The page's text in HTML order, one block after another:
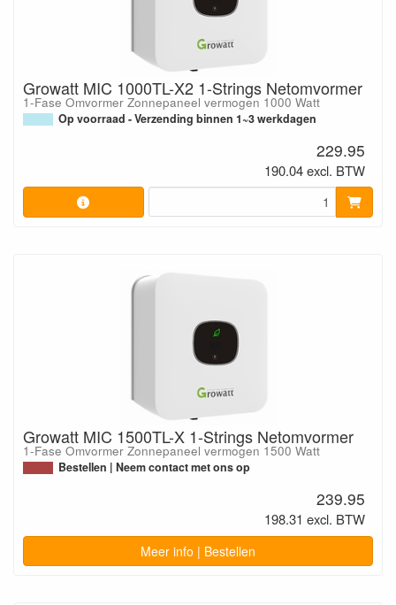
Growatt MIC 1000TL-X2 1-Strings Netomvormer
1-Fase Omvormer Zonnepaneel vermogen 1000 Watt
Op voorraad - Verzending binnen 1~3 werkdagen
229.95
190.04 excl. BTW
Growatt MIC 1500TL-X 1-Strings Netomvormer
1-Fase Omvormer Zonnepaneel vermogen 1500 Watt
Bestellen | Neem contact met ons op
239.95
198.31 excl. BTW
Meer info | Bestellen